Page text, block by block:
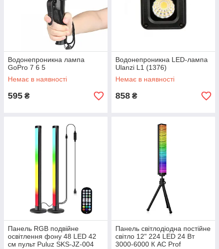
Водонепроникна лампа
GoPro 7 6 5
Немає в наявності
595 ₴
Водонепроникна LED-лампа
Ulanzi L1 (1376)
Немає в наявності
858 ₴
Панель RGB подвійне
освітлення фону 48 LED 42
см пульт Puluz SKS-JZ-004
Панель світлодіодна постійне
світло 12" 224 LED 24 Вт
3000-6000 К AC Prof